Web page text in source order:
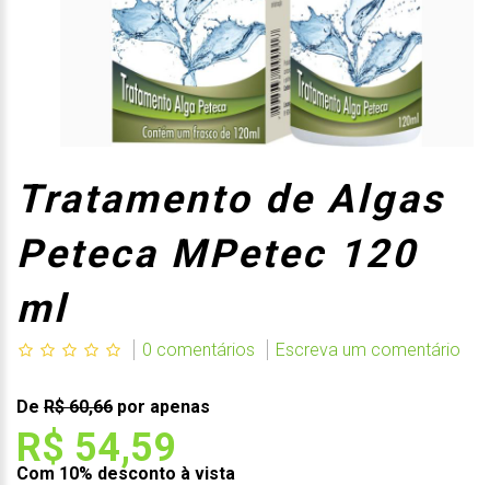
Tratamento de Algas
Peteca MPetec 120
ml
0 comentários Escreva um comentário
De R$ 60,66 por apenas
R$ 54,59
Com 10% desconto à vista